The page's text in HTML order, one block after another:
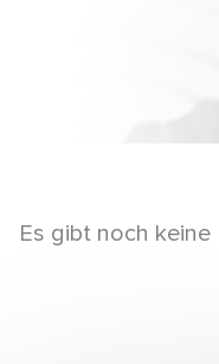
Es gibt noch